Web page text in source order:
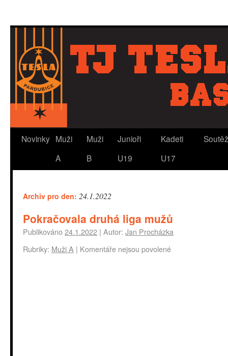
Novinky Muži
A
Muži
B
Junioři
U19
Kadeti
U17
Archiv pro den: 24.1.2022
Pokračovala druhá liga mužů
Publikováno24.1.2022 | Autor: Jan Procházka
Rubriky: Muži A | Komentáře nejsou povolené